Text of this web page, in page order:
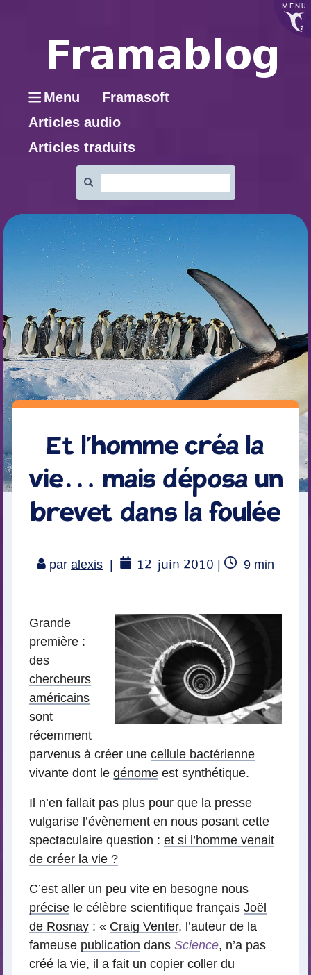
MENU
Menu
Framasoft
Articles audio
Articles traduits
:
Et l’homme créa la
vie… mais déposa un
brevet dans la foulée
paralexis 12 juin 2010
Temps
9min
Grande
première :
des
chercheurs
américains
sont
récemment
parvenus à créer une cellule bactérienne
vivante dont le génome est synthétique.
Il n’en fallait pas plus pour que la presse
vulgarise l’évènement en nous posant cette
spectaculaire question : et si l’homme venait
de créer la vie ?
C’est aller un peu vite en besogne nous
précise le célèbre scientifique français Joël
de Rosnay : « Craig Venter, l’auteur de la
fameuse publication dans Science, n’a pas
créé la vie, il a fait un copier coller du